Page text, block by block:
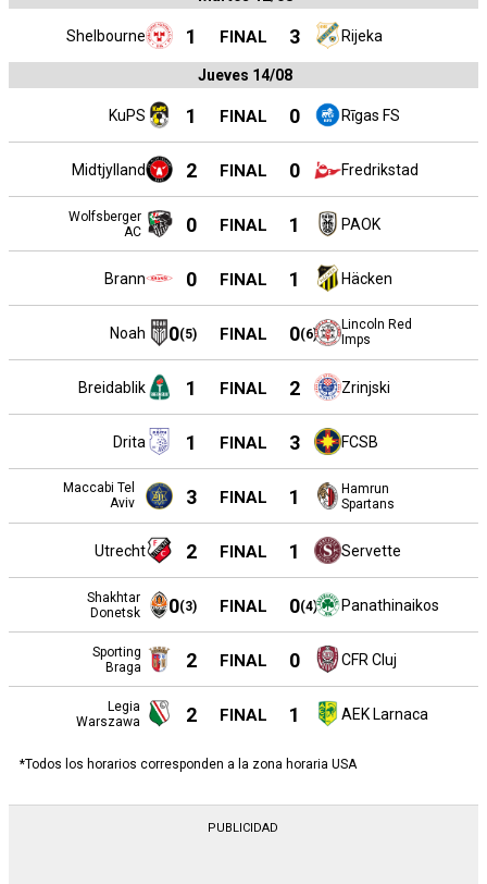
Shelbourne 1 FINAL 3 Rijeka
Jueves 14/08
KuPS 1 FINAL 0 Rīgas FS
Midtjylland 2 FINAL 0 Fredrikstad
Wolfsberger
AC
0 FINAL 1 PAOK
Brann 0 FINAL 1 Häcken
Noah 0(5) FINAL 0(6)
Lincoln Red
Imps
Breidablik 1 FINAL 2 Zrinjski
Drita 1 FINAL 3 FCSB
Maccabi Tel
Aviv
3 FINAL 1
Hamrun
Spartans
Utrecht 2 FINAL 1 Servette
Shakhtar
Donetsk
0(3) FINAL 0(4) Panathinaikos
Sporting
Braga
2 FINAL 0 CFR Cluj
Legia
Warszawa
2 FINAL 1 AEK Larnaca
*Todos los horarios corresponden a la zona horaria USA